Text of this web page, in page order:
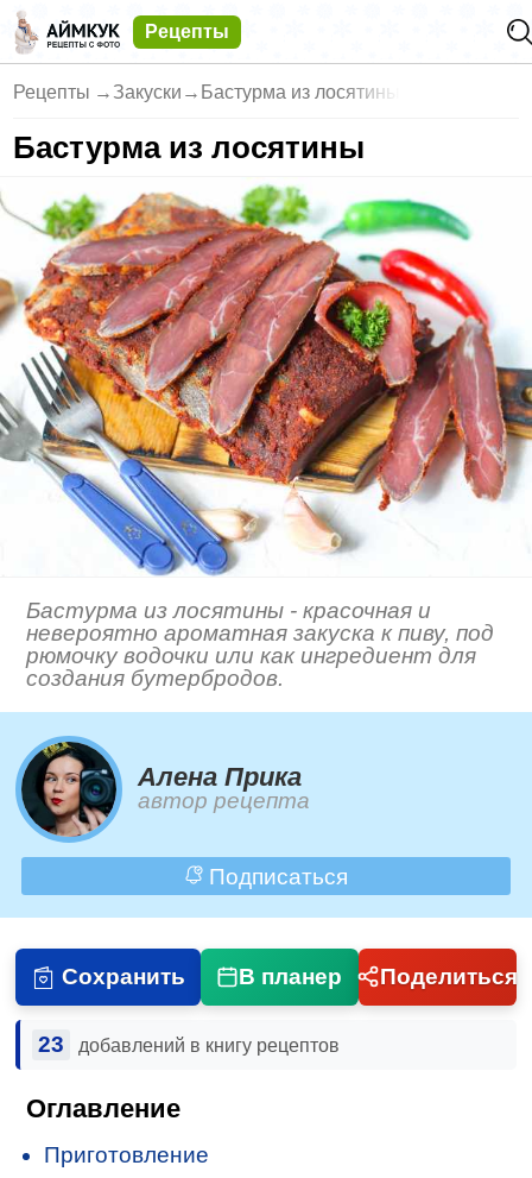
Рецепты
Рецепты → Закуски → Бастурма из лосятины
Бастурма из лосятины
Бастурма из лосятины - красочная и
невероятно ароматная закуска к пиву, под
рюмочку водочки или как ингредиент для
создания бутербродов.
Алена Прика
автор рецепта
Подписаться
Сохранить В планер Поделиться
23 добавлений в книгу рецептов
Оглавление
Приготовление